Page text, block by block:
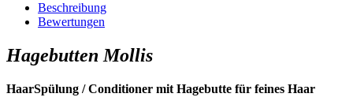
Beschreibung
Bewertungen
Hagebutten Mollis
HaarSpülung / Conditioner mit Hagebutte für feines Haar